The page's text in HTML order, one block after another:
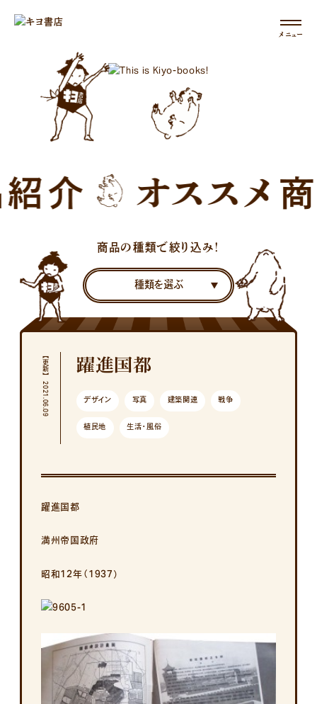
メニュー
商品の種類で絞り込み！
【更新】 2021.06.09 躍進国都
デザイン 写真 建築関連
戦争
植民地
生活・風俗
躍進国都
満州帝国政府
昭和12年（1937）